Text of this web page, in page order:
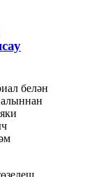
белән